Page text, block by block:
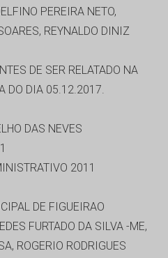
PEREIRA NETO,
REYNALDO DINIZ
DE SER RELATADO NA
DO DIA 05.12.2017.
DAS NEVES
2011
DE FIGUEIRAO
FURTADO DA SILVA -ME,
ROGERIO RODRIGUES